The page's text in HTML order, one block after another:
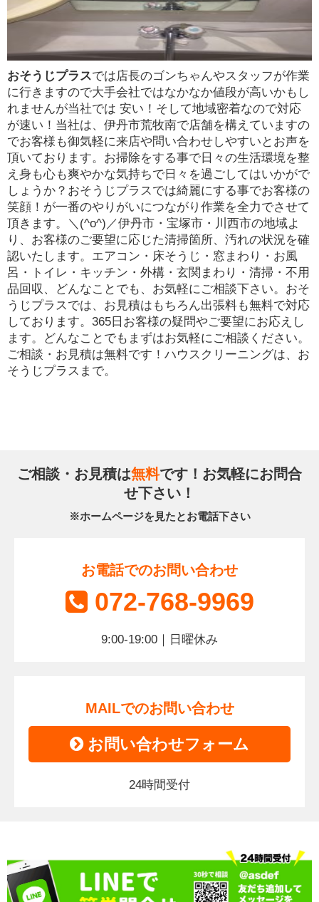
おそうじプラスでは店長のゴンちゃんやスタッフが作業
に行きますので大手会社ではなかなか値段が高いかもし
れませんが当社では 安い！そして地域密着なので対応
が速い！当社は、伊丹市荒牧南で店舗を構えていますの
でお客様も御気軽に来店や問い合わせしやすいとお声を
頂いております。お掃除をする事で日々の生活環境を整
え身も心も爽やかな気持ちで日々を過ごしてはいかがで
しょうか？おそうじプラスでは綺麗にする事でお客様の
笑顔！が一番のやりがいにつながり作業を全力でさせて
頂きます。＼(^o^)／伊丹市・宝塚市・川西市の地域よ
り、お客様のご要望に応じた清掃箇所、汚れの状況を確
認いたします。エアコン・床そうじ・窓まわり・お風
呂・トイレ・キッチン・外構・玄関まわり・清掃・不用
品回収、どんなことでも、お気軽にご相談下さい。おそ
うじプラスでは、お見積はもちろん出張料も無料で対応
しております。365日お客様の疑問やご要望にお応えし
ます。どんなことでもまずはお気軽にご相談ください。
ご相談・お見積は無料です！ハウスクリーニングは、お
そうじプラスまで。
ご相談・お見積は無料です！お気軽にお問合
せ下さい！
※ホームページを見たとお電話下さい
お電話でのお問い合わせ
072-768-9969
9:00-19:00｜日曜休み
MAILでのお問い合わせ
お問い合わせフォーム
24時間受付